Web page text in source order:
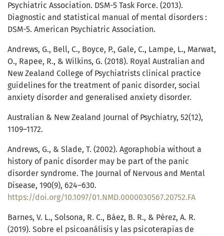
Psychiatric Association. DSM-5 Task Force. (2013).
Diagnostic and statistical manual of mental disorders :
DSM-5. American Psychiatric Association.
Andrews, G., Bell, C., Boyce, P., Gale, C., Lampe, L., Marwat,
O., Rapee, R., & Wilkins, G. (2018). Royal Australian and
New Zealand College of Psychiatrists clinical practice
guidelines for the treatment of panic disorder, social
anxiety disorder and generalised anxiety disorder.
Australian & New Zealand Journal of Psychiatry, 52(12),
1109–1172.
Andrews, G., & Slade, T. (2002). Agoraphobia without a
history of panic disorder may be part of the panic
disorder syndrome. The Journal of Nervous and Mental
Disease, 190(9), 624–630.
https://doi.org/10.1097/01.NMD.0000030567.20752.FA
Barnes, V. L., Solsona, R. C., Báez, B. R., & Pérez, A. R.
(2019). Sobre el psicoanálisis y las psicoterapias de